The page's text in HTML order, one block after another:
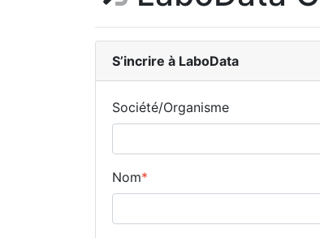
S’incrire à LaboData
Société/Organisme
Nom*